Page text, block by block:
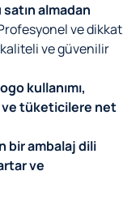
almadan
ve dikkat
ve güvenilir
kullanımı,
ve tüketicilere net
bir ambalaj dili
ve